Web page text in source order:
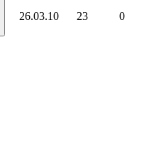
26.03.10 23 0